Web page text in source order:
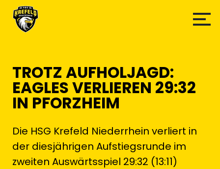
TROTZ AUFHOLJAGD:
EAGLES VERLIEREN 29:32
IN PFORZHEIM
Die HSG Krefeld Niederrhein verliert in
der diesjährigen Aufstiegsrunde im
zweiten Auswärtsspiel 29:32 (13:11)